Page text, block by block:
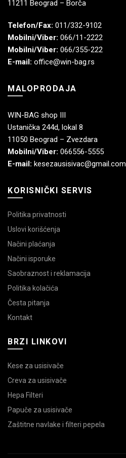
11211 Beograd – Borča
Telefon/Fax: 011/332-9102
Mobilni/Viber: 066/11-2222
Mobilni/Viber: 066/355-222
E-mail: office@win-bag.rs
MALOPRODAJA
WIN-BAG shop III
Ustanička 244d, lokal 8
11050 Beograd – Zvezdara
Mobilni/Viber: 066556-5555
E-mail: kesezausisivac@gmail.com
KORISNIČKI SERVIS
Politika privatnosti
Uslovi korišćenja
Načini plaćanja
Načini isporuke
Saobraznost i reklamacija
Politika kolačića
Česta pitanja
Kontakt
BRZI LINKOVI
Kese za usisivače
Creva za usisivače
Hepa Filteri
Papuče za usisivače
Zaštitne navlake i filteri pepela